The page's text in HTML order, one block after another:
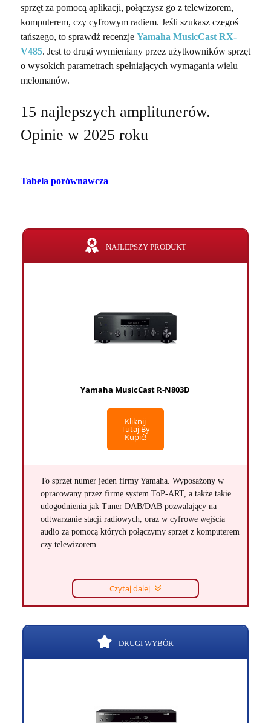
sprzęt za pomocą aplikacji, połączysz go z telewizorem,
komputerem, czy cyfrowym radiem. Jeśli szukasz czegoś
tańszego, to sprawdź recenzje Yamaha MusicCast RX-
V485. Jest to drugi wymieniany przez użytkowników sprzęt
o wysokich parametrach spełniających wymagania wielu
melomanów.
15 najlepszych amplitunerów.
Opinie w 2025 roku
Tabela porównawcza
NAJLEPSZY PRODUKT
Yamaha MusicCast R-N803D
Kliknij
Tutaj By
Kupić!
To sprzęt numer jeden firmy Yamaha. Wyposażony w
opracowany przez firmę system ToP-ART, a także takie
udogodnienia jak Tuner DAB/DAB pozwalający na
odtwarzanie stacji radiowych, oraz w cyfrowe wejścia
audio za pomocą których połączymy sprzęt z komputerem
czy telewizorem.
Czytaj dalej
DRUGI WYBÓR